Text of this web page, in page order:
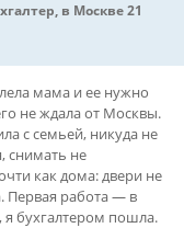
в Москве 21
мама и ее нужно
не ждала от Москвы.
с семьей, никуда не
снимать не
как дома: двери не
Первая работа — в
бухгалтером пошла.